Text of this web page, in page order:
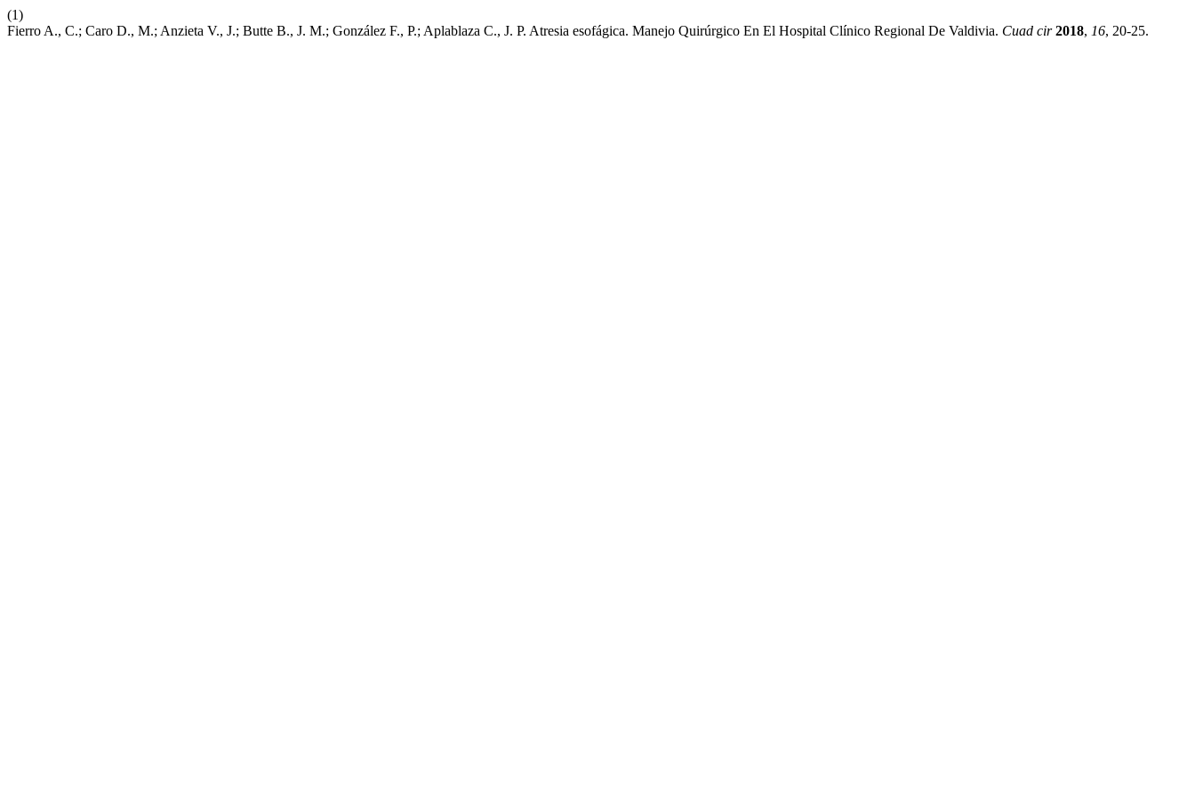
(1)
Fierro A., C.; Caro D., M.; Anzieta V., J.; Butte B., J. M.; González F., P.; Aplablaza C., J. P. Atresia esofágica. Manejo Quirúrgico En El Hospital Clínico Regional De Valdivia. Cuad cir 2018, 16, 20-25.